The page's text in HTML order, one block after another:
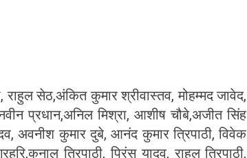
सेठ,अंकित कुमार श्रीवास्तव, मोहम्मद जावेद,
प्रधान,अनिल मिश्रा, आशीष चौबे,अजीत सिंह
अवनीश कुमार दुबे, आनंद कुमार त्रिपाठी, विवेक
त्रिपाठी, प्रिंस यादव, राहुल त्रिपाठी,